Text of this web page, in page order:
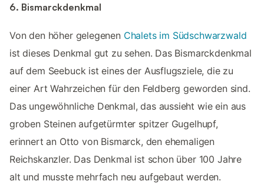
6. Bismarckdenkmal
Von den höher gelegenen Chalets im Südschwarzwald
ist dieses Denkmal gut zu sehen. Das Bismarckdenkmal
auf dem Seebuck ist eines der Ausflugsziele, die zu
einer Art Wahrzeichen für den Feldberg geworden sind.
Das ungewöhnliche Denkmal, das aussieht wie ein aus
groben Steinen aufgetürmter spitzer Gugelhupf,
erinnert an Otto von Bismarck, den ehemaligen
Reichskanzler. Das Denkmal ist schon über 100 Jahre
alt und musste mehrfach neu aufgebaut werden.